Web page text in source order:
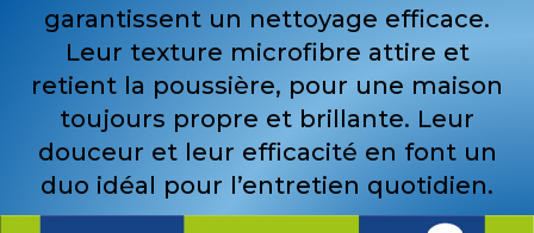
garantissent un nettoyage efficace.
Leur texture microfibre attire et
retient la poussière, pour une maison
toujours propre et brillante. Leur
douceur et leur efficacité en font un
duo idéal pour l’entretien quotidien.